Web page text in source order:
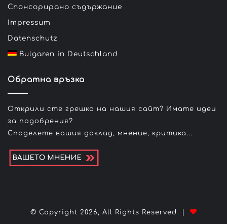
Спонсорирано съдържание
Impressum
Datenschutz
Bulgaren in Deutschland
Обратна връзка
Открили сте грешка на нашия сайт? Имате идеи
за подобрения?
Споделете вашия доклад, мнение, критика...
© Copyright 2026, All Rights Reserved |